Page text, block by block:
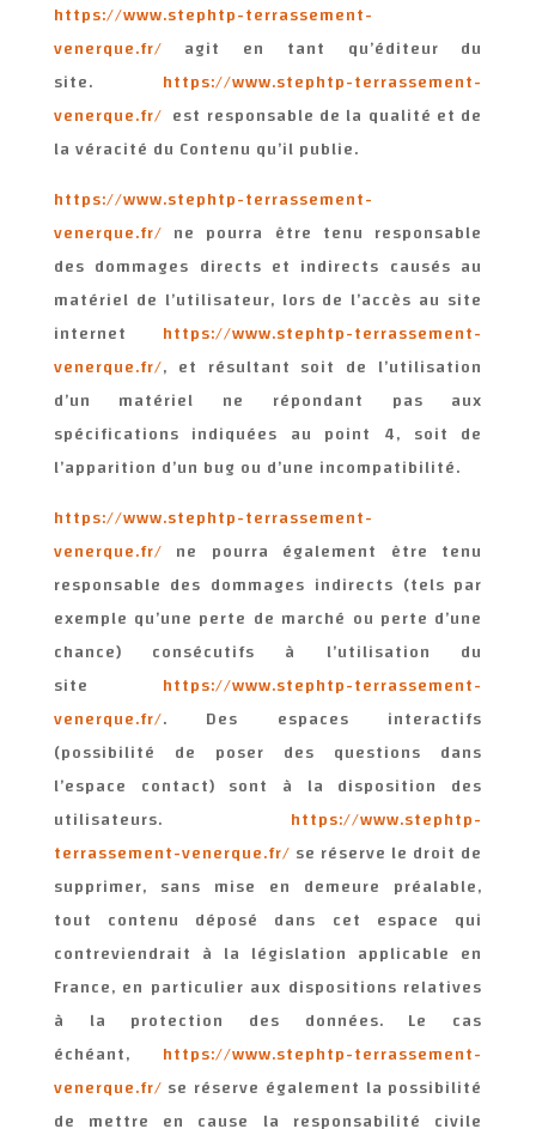
https://www.stephtp-terrassement-
venerque.fr/
agit en tant qu’éditeur du
site.
https://www.stephtp-terrassement-
venerque.fr/ est responsable de la qualité et de
la véracité du Contenu qu’il publie.
https://www.stephtp-terrassement-
venerque.fr/ ne pourra être tenu responsable
des dommages directs et indirects causés au
matériel de l’utilisateur, lors de l’accès au site
internet
https://www.stephtp-terrassement-
venerque.fr/, et résultant soit de l’utilisation
d’un matériel ne répondant pas aux
spécifications indiquées au point 4, soit de
l’apparition d’un bug ou d’une incompatibilité.
https://www.stephtp-terrassement-
venerque.fr/ ne pourra également être tenu
responsable des dommages indirects (tels par
exemple qu’une perte de marché ou perte d’une
chance) consécutifs à l’utilisation du
site https://www.stephtp-terrassement-
venerque.fr/. Des espaces interactifs
(possibilité de poser des questions dans
l’espace contact) sont à la disposition des
utilisateurs.
https://www.stephtp-
terrassement-venerque.fr/ se réserve le droit de
supprimer, sans mise en demeure préalable,
tout contenu déposé dans cet espace qui
contreviendrait à la législation applicable en
France, en particulier aux dispositions relatives
à la protection des données. Le cas
échéant,
https://www.stephtp-terrassement-
venerque.fr/ se réserve également la possibilité
de mettre en cause la responsabilité civile